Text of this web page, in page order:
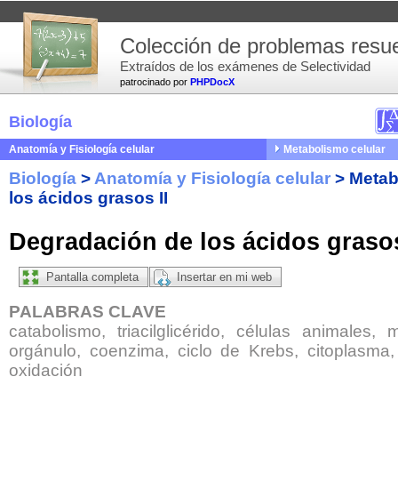
patrocinado por PHPDocX
Colección de problemas
Extraídos de los exámenes de Selectividad
Biología
Anatomía y Fisiología celular Metabolismo celular
Biología > Anatomía y Fisiología celular >
los ácidos grasos II
Degradación de los ácidos
Pantalla completa Insertar en mi web
PALABRAS CLAVE
catabolismo, triacilglicérido, células animales,
orgánulo, coenzima, ciclo de Krebs,
oxidación